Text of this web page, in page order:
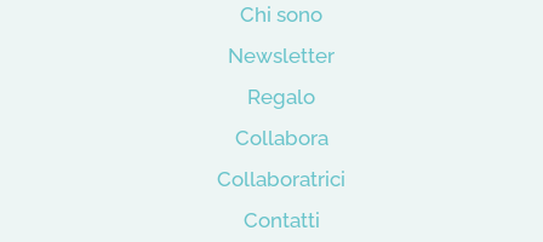
Chi sono
Newsletter
Regalo
Collabora
Collaboratrici
Contatti